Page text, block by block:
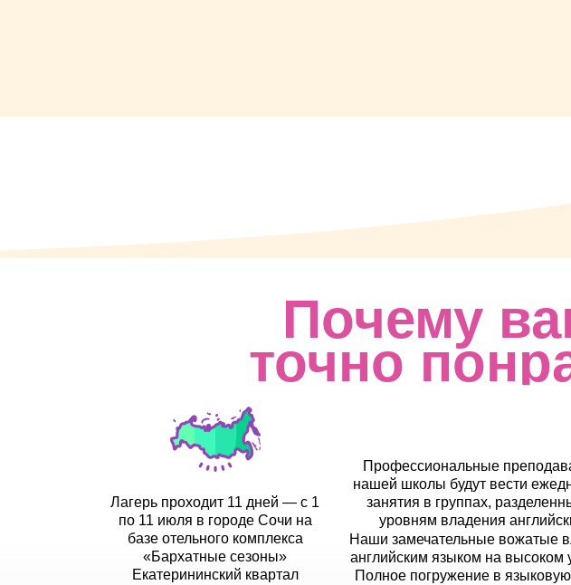
Почему
точно
Лагерь проходит 11 дней — с 1
по 11 июля в городе Сочи на
базе отельного комплекса
«Бархатные сезоны»
Екатерининский квартал
Профессиональные
нашей школы будут вести
занятия в группах,
уровням владения
Наши замечательные вожатые
английским языком на высоком
Полное погружение в языковую